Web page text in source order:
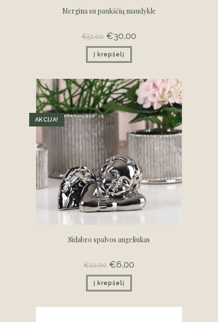
Mergina su paukščių maudykle
€51,00 Original
price
was:
€51,00.
€30,00
Į krepšelį
AKCIJA!
Sidabro spalvos angeliukas
€10,00 Original
price
was:
€10,00.
€6,00
Į krepšelį